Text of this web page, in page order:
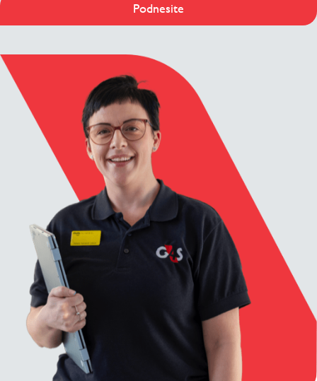
Podnesite